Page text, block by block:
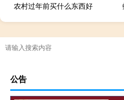
农村过年前买什么东西好
公告